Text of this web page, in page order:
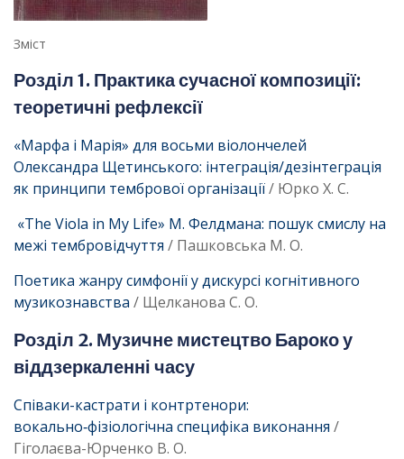
Зміст
Розділ 1. Практика сучасної композиції:
теоретичні рефлексії
«Марфа і Марія» для восьми віолончелей
Олександра Щетинського: інтеграція/дезінтеграція
як принципи тембрової організації/ Юрко Х. C.
«The Viola in My Life» M. Фелдмана: пошук смислу на
межі тембровідчуття / Пашковська М. О.
Поетика жанру симфонії у дискурсі когнітивного
музикознавства / Щелканова С. О.
Розділ 2. Музичне мистецтво Бароко у
віддзеркаленні часу
Співаки-кастрати і контртенори:
вокально‑фізіологічна специфіка виконання /
Гіголаєва-Юрченко В. О.